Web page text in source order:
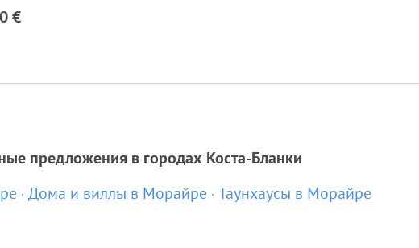
€
предложения в городах Коста-Бланки
Дома и виллы в Морайре Таунхаусы в Морайре